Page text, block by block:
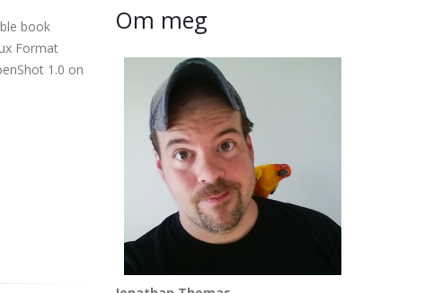
book
Format
1.0 on
Om meg